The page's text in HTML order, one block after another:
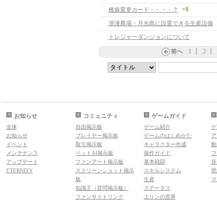
種族変更カード・・・・？
+8
浪漫農場・月光島に設置できる生産設備
トレジャーダンジョンについて
前へ 1 2
お知らせ
全体
お知らせ
イベント
メンテナンス
アップデート
ETERNITY
コミュニティ
自由掲示板
プレイヤー掲示板
取引掲示板
ペットAI掲示板
ファンアート掲示板
スクリーンショット掲示
板
知識王（質問掲示板）
ファンサイトリンク
ゲームガイド
ゲーム紹介
ゲームのはじめかた
キャラクター作成
操作ガイド
基本戦闘
スキルシステム
生産
ステータス
エリンの世界